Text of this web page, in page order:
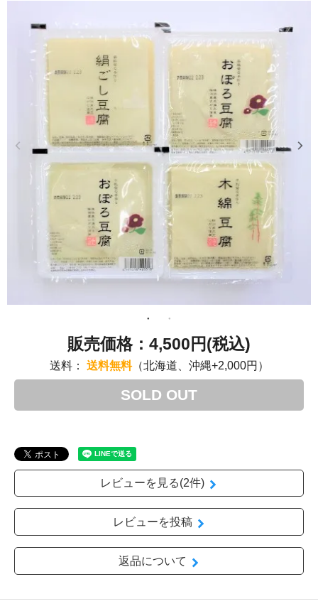
4,500円(税込)
送料： 送料無料（北海道、沖縄+2,000円）
SOLD OUT
レビューを見る(2件)
レビューを投稿
返品について